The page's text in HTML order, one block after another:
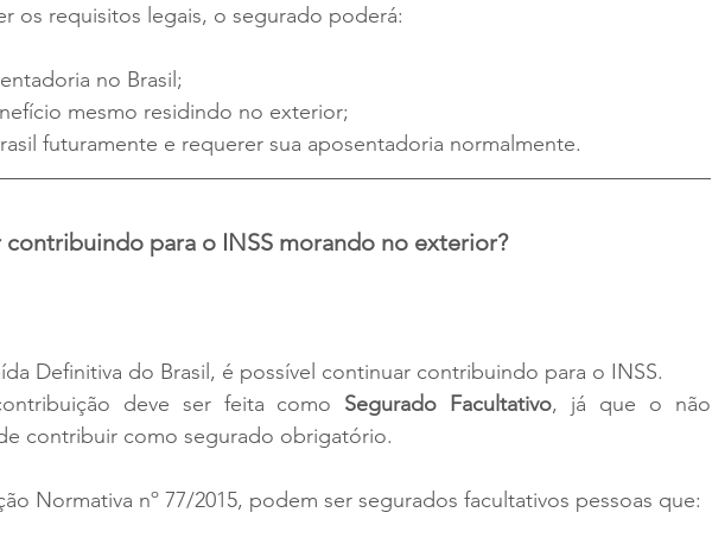
os requisitos legais, o segurado poderá:
no Brasil;
mesmo residindo no exterior;
futuramente e requerer sua aposentadoria normalmente.
contribuindo para o INSS morando no exterior?
Definitiva do Brasil, é possível continuar contribuindo para o INSS.
deve ser feita como Segurado Facultativo, já que o não
contribuir como segurado obrigatório.
Normativa nº 77/2015, podem ser segurados facultativos pessoas que: